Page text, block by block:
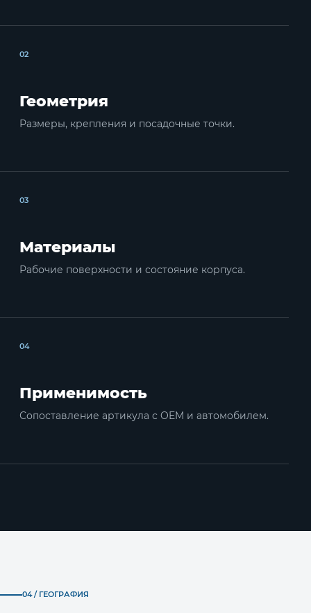
02
Геометрия
Размеры, крепления и посадочные точки.
03
Материалы
Рабочие поверхности и состояние корпуса.
04
Применимость
Сопоставление артикула с OEM и автомобилем.
04 / ГЕОГРАФИЯ